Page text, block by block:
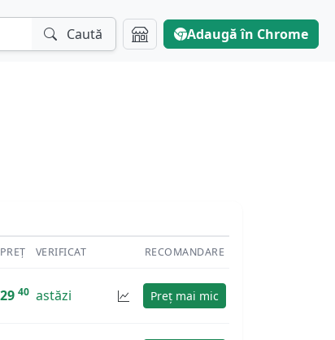
Caută Adaugă în Chrome
PREȚ VERIFICAT RECOMANDARE
29 40 astăzi Preț mai mic